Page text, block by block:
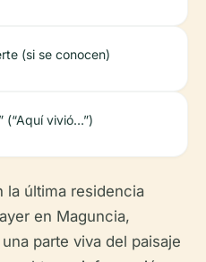
(si se conocen)
(“Aquí vivió…”)
la última residencia
en Maguncia,
parte viva del paisaje